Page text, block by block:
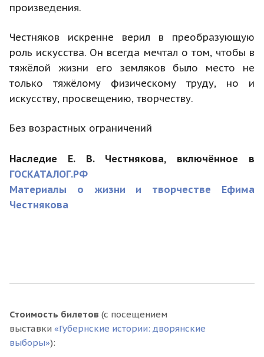
произведения.
Честняков искренне верил в преобразующую
роль искусства. Он всегда мечтал о том, чтобы в
тяжёлой жизни его земляков было место не
только тяжёлому физическому труду, но и
искусству, просвещению, творчеству.
Без возрастных ограничений
Наследие Е. В. Честнякова, включённое в
ГОСКАТАЛОГ.РФ
Материалы о жизни и творчестве Ефима
Честнякова
Стоимость билетов (с посещением
выставки «Губернские истории: дворянские
выборы»):